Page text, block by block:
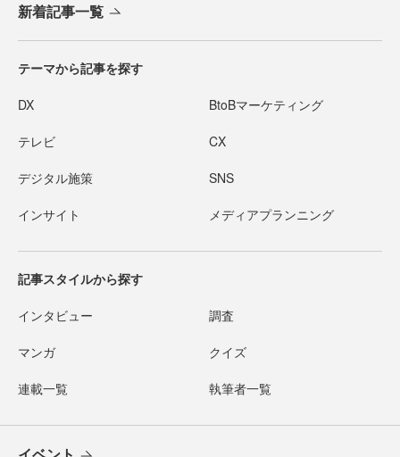
新着記事一覧
テーマから記事を探す
DX BtoBマーケティング
テレビ CX
デジタル施策 SNS
インサイト メディアプランニング
記事スタイルから探す
インタビュー 調査
マンガ クイズ
連載一覧 執筆者一覧